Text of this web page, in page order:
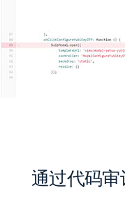
通过代码